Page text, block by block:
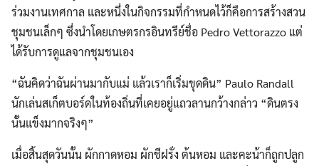
ร่วมงานเทศกาล และหนึ่งในกิจกรรมที่กำหนดไว้ก็คือการสร้างสวน
ชุมชนเล็กๆ ซึ่งนำโดยเกษตรกรอินทรีย์ชื่อ Pedro Vettorazzo แต่
ได้รับการดูแลจากชุมชนเอง
“ฉันคิดว่าฉันผ่านมากับแม่ แล้วเราก็เริ่มขุดดิน” Paulo Randall
นักเล่นสเก็ตบอร์ดในท้องถิ่นที่เคยอยู่แถวลานกว้างกล่าว “ดินตรง
นั้นแข็งมากจริงๆ”
เมื่อสิ้นสุดวันนั้น ผักกาดหอม ผักชีฝรั่ง ต้นหอม และคะน้าก็ถูกปลูก